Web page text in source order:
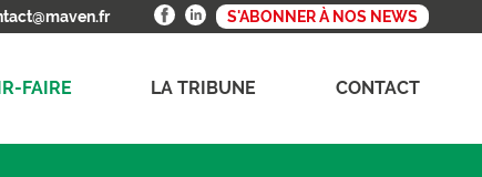
S'ABONNER À NOS NEWS
FAIRE LA TRIBUNE CONTACT